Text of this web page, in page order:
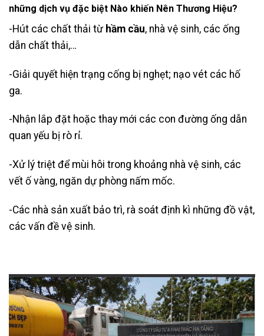
những dịch vụ đặc biệt Nào khiến Nên Thương Hiệu?
-Hút các chất thải từ hầm cầu, nhà vệ sinh, các ống
dẫn chất thải,…
-Giải quyết hiện trạng cống bị nghẹt; nạo vét các hố
ga.
-Nhận lắp đặt hoặc thay mới các con đường ống dẫn
quan yếu bị rò rỉ.
-Xử lý triệt để mùi hôi trong khoảng nhà vệ sinh, các
vết ố vàng, ngăn dự phòng nấm mốc.
-Các nhà sản xuất bảo trì, rà soát định kì những đồ vật,
các vấn đề vệ sinh.